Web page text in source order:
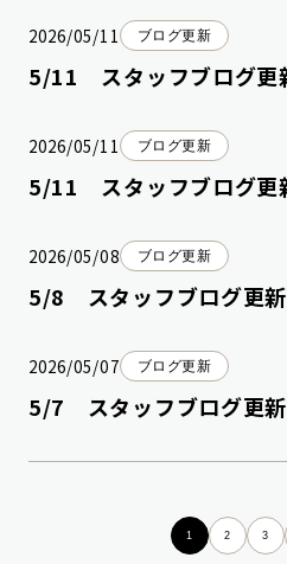
2026/05/11 ブログ更新
5/11 スタッフブログ更
2026/05/11 ブログ更新
5/11 スタッフブログ更
2026/05/08 ブログ更新
5/8 スタッフブログ更新
2026/05/07 ブログ更新
5/7 スタッフブログ更新
1 2 3